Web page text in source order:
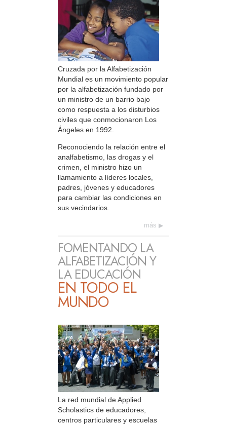
Cruzada por la Alfabetización
Mundial es un movimiento popular
por la alfabetización fundado por
un ministro de un barrio bajo
como respuesta a los disturbios
civiles que conmocionaron Los
Ángeles en 1992.
Reconociendo la relación entre el
analfabetismo, las drogas y el
crimen, el ministro hizo un
llamamiento a líderes locales,
padres, jóvenes y educadores
para cambiar las condiciones en
sus vecindarios.
más
FOMENTANDO LA
ALFABETIZACIÓN Y
LA EDUCACIÓN
EN TODO EL
MUNDO
La red mundial de Applied
Scholastics de educadores,
centros particulares y escuelas